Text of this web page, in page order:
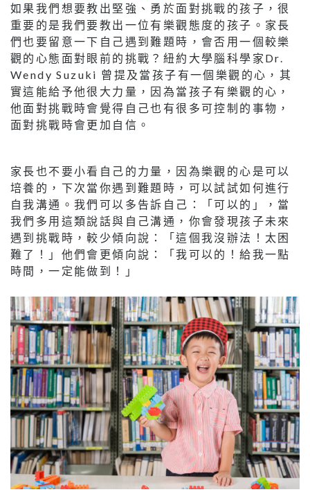
如果我們想要教出堅強、勇於面對挑戰的孩子，很
重要的是我們要教出一位有樂觀態度的孩子。家長
們也要留意一下自己遇到難題時，會否用一個較樂
觀的心態面對眼前的挑戰？紐約大學腦科學家Dr.
Wendy Suzuki 曾提及當孩子有一個樂觀的心，其
實這能給予他很大力量，因為當孩子有樂觀的心，
他面對挑戰時會覺得自己也有很多可控制的事物，
面對挑戰時會更加自信。
家長也不要小看自己的力量，因為樂觀的心是可以
培養的，下次當你遇到難題時，可以試試如何進行
自我溝通。我們可以多告訴自己：「可以的」，當
我們多用這類說話與自己溝通，你會發現孩子未來
遇到挑戰時，較少傾向說：「這個我沒辦法！太困
難了！」他們會更傾向說：「我可以的！給我一點
時間，一定能做到！」